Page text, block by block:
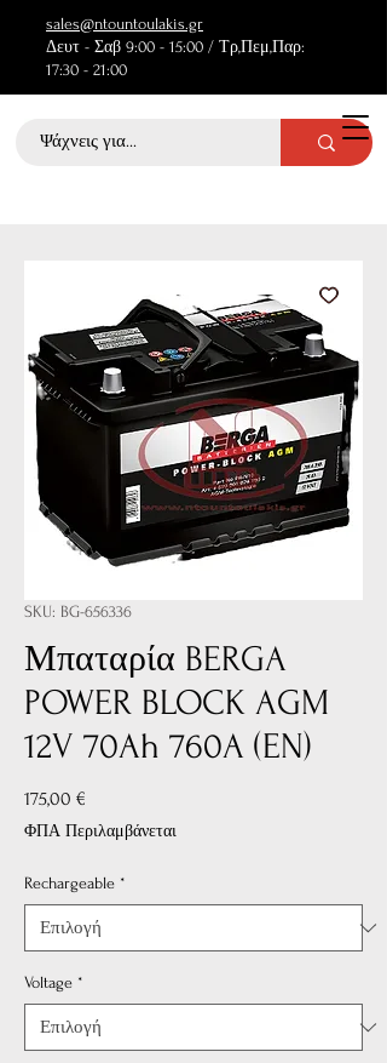
sales@ntountoulakis.gr
Δευτ - Σαβ 9:00 - 15:00 / Τρ,Πεμ,Παρ:
17:30 - 21:00
SKU: BG-656336
Μπαταρία BERGA
POWER BLOCK AGM
12V 70Ah 760A (EN)
175,00 €
ΦΠΑ Περιλαμβάνεται
Rechargeable *
Voltage *